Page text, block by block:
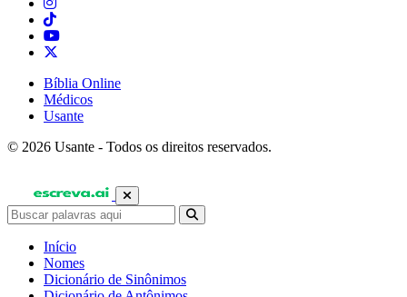
Bíblia Online
Médicos
Usante
© 2026 Usante - Todos os direitos reservados.
Início
Nomes
Dicionário de Sinônimos